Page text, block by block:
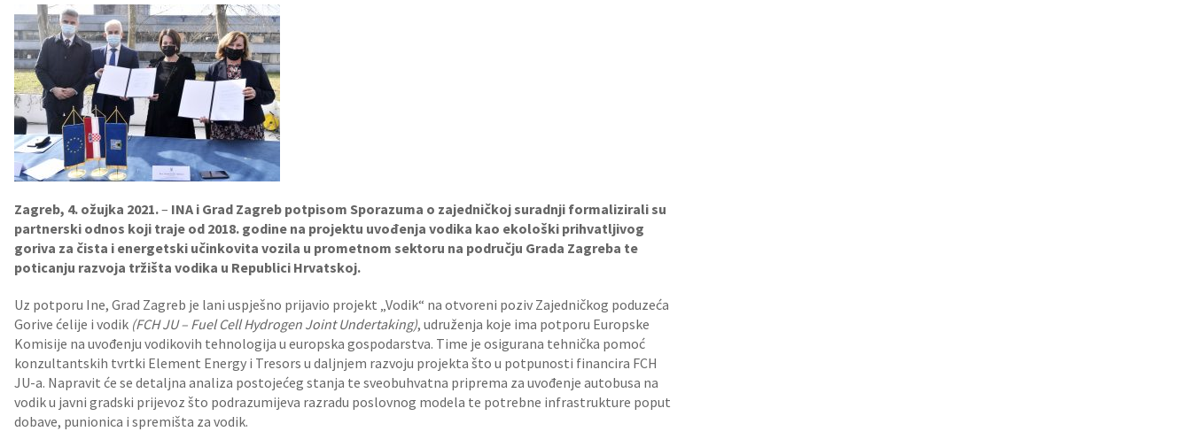
Zagreb, 4. ožujka 2021.– INA i Grad Zagreb potpisom Sporazuma o zajedničkoj suradnji formalizirali su
partnerski odnos koji traje od 2018. godine na projektu uvođenja vodika kao ekološki prihvatljivog
goriva za čista i energetski učinkovita vozila u prometnom sektoru na području Grada Zagreba te
poticanju razvoja tržišta vodika u Republici Hrvatskoj.
Uz potporu Ine, Grad Zagreb je lani uspješno prijavio projekt „Vodik“ na otvoreni poziv Zajedničkog poduzeća
Gorive ćelije i vodik (FCH JU – Fuel Cell Hydrogen Joint Undertaking), udruženja koje ima potporu Europske
Komisije na uvođenju vodikovih tehnologija u europska gospodarstva. Time je osigurana tehnička pomoć
konzultantskih tvrtki Element Energy i Tresors u daljnjem razvoju projekta što u potpunosti financira FCH
JU-a. Napravit će se detaljna analiza postojećeg stanja te sveobuhvatna priprema za uvođenje autobusa na
vodik u javni gradski prijevoz što podrazumijeva razradu poslovnog modela te potrebne infrastrukture poput
dobave, punionica i spremišta za vodik.